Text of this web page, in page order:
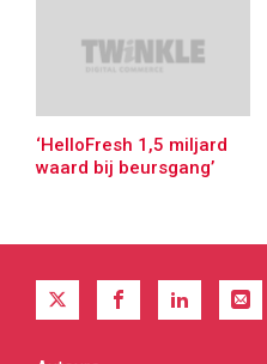
‘HelloFresh 1,5 miljard
waard bij beursgang’